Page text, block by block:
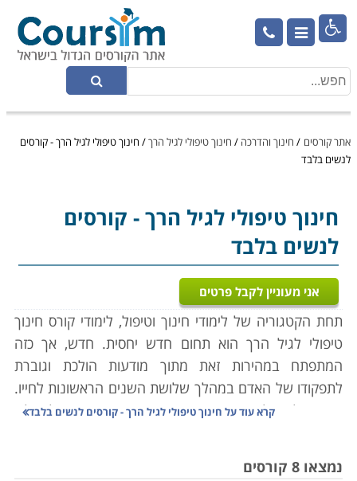

אתר קורסים / חינוך והדרכה / חינוך טיפולי לגיל הרך/ חינוך טיפולי לגיל הרך - קורסים
לנשים בלבד
חינוך טיפולי לגיל הרך- קורסים
לנשים בלבד
אני מעוניין לקבל פרטים
תחת הקטגוריה של לימודי חינוך וטיפול, לימודי קורס חינוך
טיפולי לגיל הרך הוא תחום חדש יחסית. חדש, אך כזה
המתפתח במהירות זאת מתוך מודעות הולכת וגוברת
לתפקודו של האדם במהלך שלושת השנים הראשונות לחייו.
שנים אלו, שלוש השנים הראשונות בהתפתחותו של הילד,
חינוך הוא המינוח שבו אנו כחברה משתמשים כדי לבטא את
קרא עוד על חינוך טיפולי לגיל הרך - קורסים לנשים בלבד
נמצאו 8 קורסים